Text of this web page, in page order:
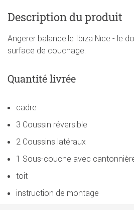
Description du produit
Angerer balancelle Ibiza Nice - le
surface de couchage.
Quantité livrée
cadre
3 Coussin réversible
2 Coussins latéraux
1 Sous-couche avec
toit
instruction de montage